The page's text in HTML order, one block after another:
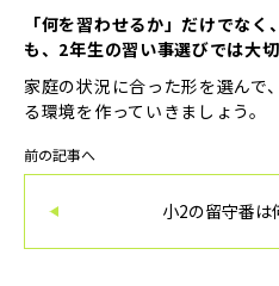
「何を習わせるか」だけでなく
も、2年生の習い事選びでは大切
家庭の状況に合った形を選んで
る環境を作っていきましょう。
前の記事へ
小2の留守番は